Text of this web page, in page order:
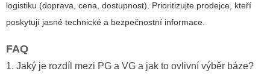
logistiku (doprava, cena, dostupnost). Prioritizujte prodejce, kteří
poskytují jasné technické a bezpečnostní informace.
FAQ
1. Jaký je rozdíl mezi PG a VG a jak to ovlivní výběr báze?